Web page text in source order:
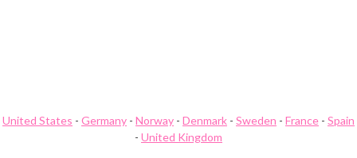
United States - Germany - Norway - Denmark - Sweden - France - Spain
- United Kingdom